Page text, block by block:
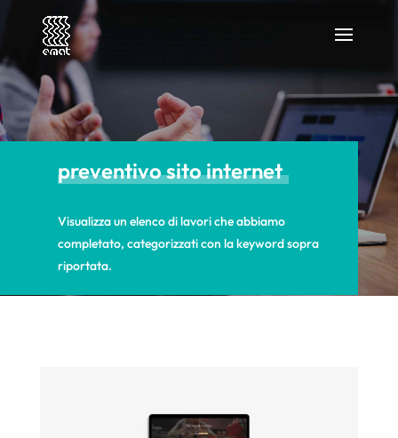
preventivo sito internet
Visualizza un elenco di lavori che abbiamo
completato, categorizzati con la keyword sopra
riportata.